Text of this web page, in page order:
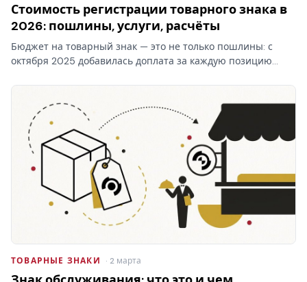
Стоимость регистрации товарного знака в
2026: пошлины, услуги, расчёты
Бюджет на товарный знак — это не только пошлины: с
октября 2025 добавилась доплата за каждую позицию
товарного знака складывается из трёх блоков, и самый…
ТОВАРНЫЕ ЗНАКИ · 2 марта